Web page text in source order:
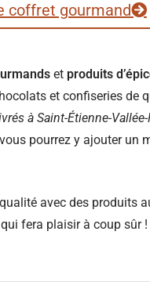
coffret gourmand
et produits
et confiseries de
à Saint-Étienne-Vallée-
pourrez y ajouter un
avec des produits
fera plaisir à coup sûr !